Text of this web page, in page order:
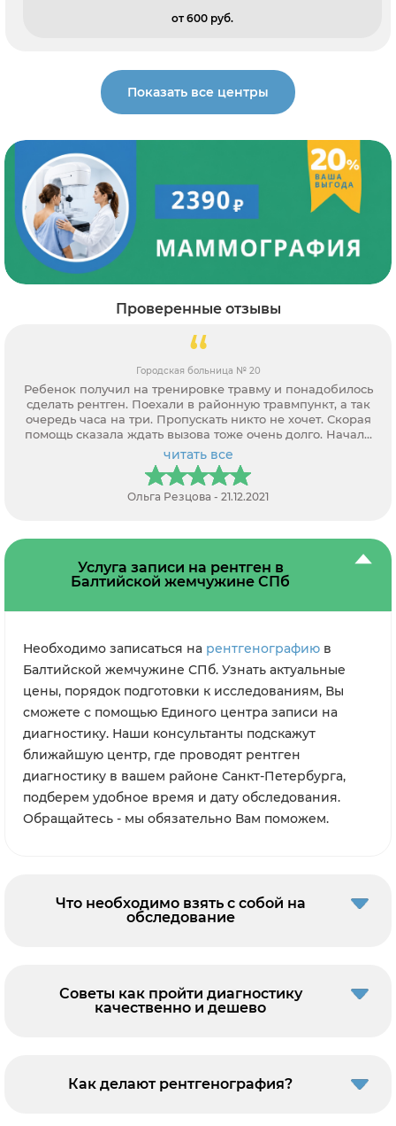
от 600 pуб.
Показать все центры
Проверенные отзывы
Городская больница № 20
Ребенок получил на тренировке травму и понадобилось
сделать рентген. Поехали в районную травмпункт, а так
очередь часа на три. Пропускать никто не хочет. Скорая
помощь сказала ждать вызова тоже очень долго. Начали
звонить частным клиникам, а так требуют направление. В
итоге только через вас нашли возможность записаться.
Оператор все рассказала, как, где и какие документы
потребуются. Спасибо за помощь.
читать все
Ольга Резцова - 21.12.2021
Услуга записи на рентген в
Балтийской жемчужине СПб
Необходимо записаться на рентгенографию в
Балтийской жемчужине СПб. Узнать актуальные
цены, порядок подготовки к исследованиям, Вы
сможете с помощью Единого центра записи на
диагностику. Наши консультанты подскажут
ближайшую центр, где проводят рентген
диагностику в вашем районе Санкт-Петербурга,
подберем удобное время и дату обследования.
Обращайтесь - мы обязательно Вам поможем.
Что необходимо взять с собой на
обследование
Советы как пройти диагностику
качественно и дешево
Как делают рентгенография?